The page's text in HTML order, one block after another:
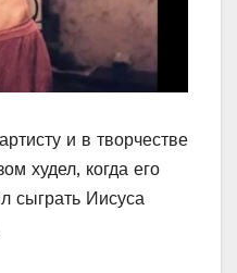
и в творчестве
худел, когда его
сыграть Иисуса